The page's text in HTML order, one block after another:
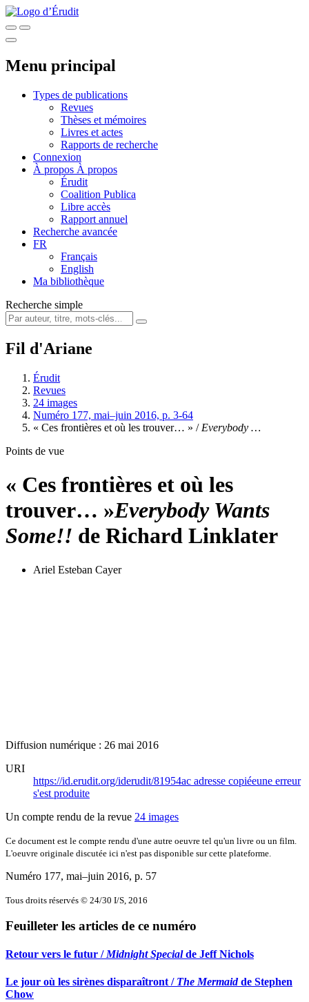
Menu principal
Types de publications
Revues
Thèses et mémoires
Livres et actes
Rapports de recherche
Connexion
À propos À propos
Érudit
Coalition Publica
Libre accès
Rapport annuel
Recherche avancée
FR
Français
English
Ma bibliothèque
Recherche simple
Fil d'Ariane
Érudit
Revues
24 images
Numéro 177, mai–juin 2016, p. 3-64
« Ces frontières et où les trouver… » / Everybody …
Points de vue
« Ces frontières et où les
trouver… »Everybody Wants
Some!! de Richard Linklater
Ariel Esteban Cayer
Diffusion numérique : 26 mai 2016
URI
https://id.erudit.org/iderudit/81954ac adresse copiéeune erreur
s'est produite
Un compte rendu de la revue 24 images
Ce document est le compte rendu d'une autre oeuvre tel qu'un livre ou un film.
L'oeuvre originale discutée ici n'est pas disponible sur cette plateforme.
Numéro 177, mai–juin 2016, p. 57
Tous droits réservés © 24/30 I/S, 2016
Feuilleter les articles de ce numéro
Retour vers le futur /Midnight Specialde Jeff Nichols
Le jour où les sirènes disparaîtront / The Mermaidde Stephen
Chow